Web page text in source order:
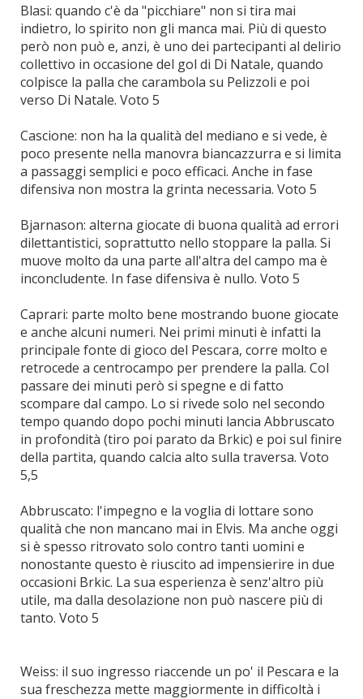
Blasi: quando c'è da "picchiare" non si tira mai
indietro, lo spirito non gli manca mai. Più di questo
però non può e, anzi, è uno dei partecipanti al delirio
collettivo in occasione del gol di Di Natale, quando
colpisce la palla che carambola su Pelizzoli e poi
verso Di Natale. Voto 5
Cascione: non ha la qualità del mediano e si vede, è
poco presente nella manovra biancazzurra e si limita
a passaggi semplici e poco efficaci. Anche in fase
difensiva non mostra la grinta necessaria. Voto 5
Bjarnason: alterna giocate di buona qualità ad errori
dilettantistici, soprattutto nello stoppare la palla. Si
muove molto da una parte all'altra del campo ma è
inconcludente. In fase difensiva è nullo. Voto 5
Caprari: parte molto bene mostrando buone giocate
e anche alcuni numeri. Nei primi minuti è infatti la
principale fonte di gioco del Pescara, corre molto e
retrocede a centrocampo per prendere la palla. Col
passare dei minuti però si spegne e di fatto
scompare dal campo. Lo si rivede solo nel secondo
tempo quando dopo pochi minuti lancia Abbruscato
in profondità (tiro poi parato da Brkic) e poi sul finire
della partita, quando calcia alto sulla traversa. Voto
5,5
Abbruscato: l'impegno e la voglia di lottare sono
qualità che non mancano mai in Elvis. Ma anche oggi
si è spesso ritrovato solo contro tanti uomini e
nonostante questo è riuscito ad impensierire in due
occasioni Brkic. La sua esperienza è senz'altro più
utile, ma dalla desolazione non può nascere più di
tanto. Voto 5
Weiss: il suo ingresso riaccende un po' il Pescara e la
sua freschezza mette maggiormente in difficoltà i